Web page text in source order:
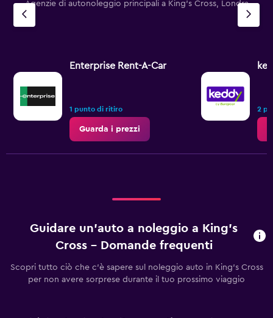
Agenzie di autonoleggio principali a King's Cross, Londra
Enterprise Rent-A-Car
1 punto di ritiro
Guarda i prezzi
2
Guidare un'auto a noleggio a King's
Cross - Domande frequenti
Scopri tutto ciò che c'è sapere sul noleggio auto in King's Cross
per non avere sorprese durante il tuo prossimo viaggio